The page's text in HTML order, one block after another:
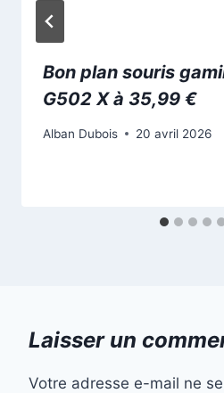
Bon plan souris
G502 X à 35,99 €
Alban Dubois 20 avril 2026
Laisser un
Votre adresse e-mail ne